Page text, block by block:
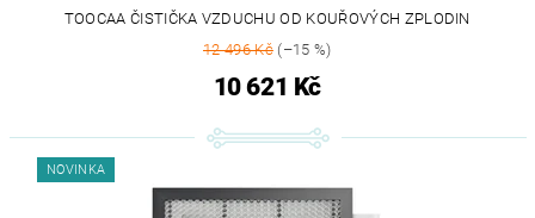
TOOCAA ČISTIČKA VZDUCHU OD KOUŘOVÝCH ZPLODIN
12 496 Kč(–15 %)
10 621 Kč
NOVINKA